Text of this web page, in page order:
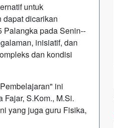
untuk
dapat dicarikan
Palangka pada Senin--
inisiatif, dan
dan kondisi
ini
S.Kom., M.Si.
yang juga guru Fisika,